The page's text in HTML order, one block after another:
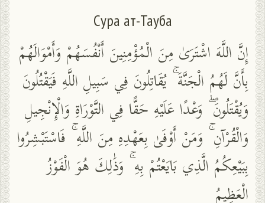
Сура ат-Тауба
إِنَّ اللَّهَ اشْتَرَىٰ مِنَ الْمُؤْمِنِينَ أَنْفُسَهُمْ وَأَمْوَالَهُمْ
بِأَنَّ لَهُمُ الْجَنَّةَ ۚ يُقَاتِلُونَ فِي سَبِيلِ اللَّهِ فَيَقْتُلُونَ
وَيُقْتَلُونَ ۖ وَعْدًا عَلَيْهِ حَقًّا فِي التَّوْرَاةِ وَالْإِنْجِيلِ
وَالْقُرْآنِ ۚ وَمَنْ أَوْفَىٰ بِعَهْدِهِ مِنَ اللَّهِ ۚ فَاسْتَبْشِرُوا
بِبَيْعِكُمُ الَّذِي بَايَعْتُمْ بِهِ ۚ وَذَٰلِكَ هُوَ الْفَوْزُ
الْعَظِيمُ